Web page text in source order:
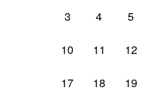
3 4 5
10 11 12
17 18 19